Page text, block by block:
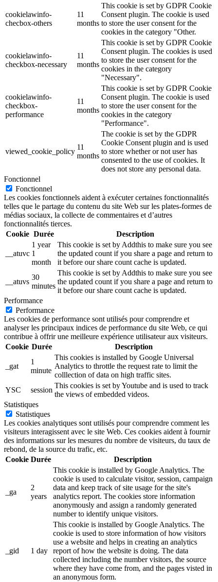
cookielawinfo-
checbox-others
11
months
This cookie is set by GDPR Cookie
Consent plugin. The cookie is used
to store the user consent for the
cookies in the category "Other.
cookielawinfo-
checkbox-necessary
11
months
This cookie is set by GDPR Cookie
Consent plugin. The cookies is used
to store the user consent for the
cookies in the category
"Necessary".
cookielawinfo-
checkbox-
performance
11
months
This cookie is set by GDPR Cookie
Consent plugin. The cookie is used
to store the user consent for the
cookies in the category
"Performance".
viewed_cookie_policy
11
months
The cookie is set by the GDPR
Cookie Consent plugin and is used
to store whether or not user has
consented to the use of cookies. It
does not store any personal data.
Fonctionnel
Fonctionnel
Les cookies fonctionnels aident à exécuter certaines fonctionnalités
telles que le partage du contenu du site Web sur les plates-formes de
médias sociaux, la collecte de commentaires et d’autres
fonctionnalités tierces.
Cookie Durée Description
__atuvc
1 year
1
month
This cookie is set by Addthis to make sure you see
the updated count if you share a page and return to
it before our share count cache is updated.
__atuvs
30
minutes
This cookie is set by Addthis to make sure you see
the updated count if you share a page and return to
it before our share count cache is updated.
Performance
Performance
Les cookies de performance sont utilisés pour comprendre et
analyser les principaux indices de performance du site Web, ce qui
contribue à offrir une meilleure expérience utilisateur aux visiteurs.
Cookie Durée Description
_gat
1
minute
This cookies is installed by Google Universal
Analytics to throttle the request rate to limit the
colllection of data on high traffic sites.
YSC
session
This cookies is set by Youtube and is used to track
the views of embedded videos.
Statistiques
Statistiques
Les cookies analytiques sont utilisés pour comprendre comment les
visiteurs interagissent avec le site Web. Ces cookies aident à fournir
des informations sur les mesures du nombre de visiteurs, du taux de
rebond, de la source du trafic, etc.
Cookie Durée Description
_ga
2
years
This cookie is installed by Google Analytics. The
cookie is used to calculate visitor, session, campaign
data and keep track of site usage for the site's
analytics report. The cookies store information
anonymously and assign a randomly generated
number to identify unique visitors.
_gid 1 day
This cookie is installed by Google Analytics. The
cookie is used to store information of how visitors
use a website and helps in creating an analytics
report of how the website is doing. The data
collected including the number visitors, the source
where they have come from, and the pages visted in
an anonymous form.